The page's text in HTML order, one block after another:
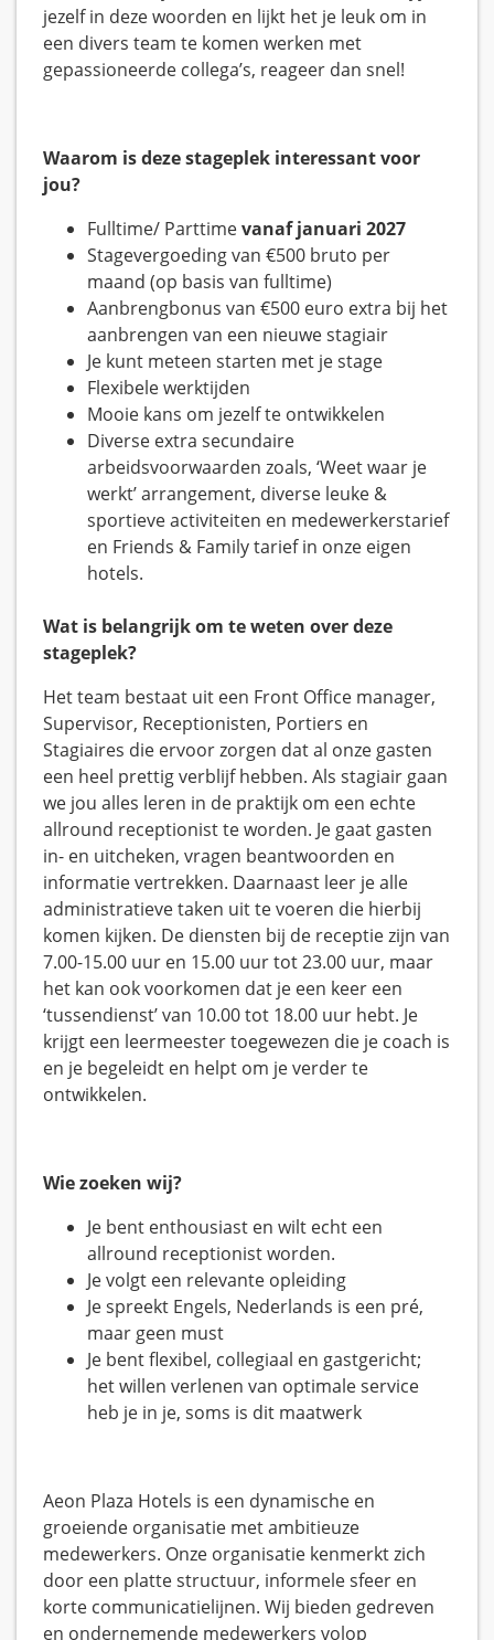
jezelf in deze woorden en lijkt het je leuk om in
een divers team te komen werken met
gepassioneerde collega’s, reageer dan snel!
Waarom is deze stageplek interessant voor
jou?
Fulltime/ Parttimevanaf januari 2027
Stagevergoeding van €500 bruto per
maand (op basis van fulltime)
Aanbrengbonus van €500 euro extra bij het
aanbrengen van een nieuwe stagiair
Je kunt meteen starten met je stage
Flexibele werktijden
Mooie kans om jezelf te ontwikkelen
Diverse extra secundaire
arbeidsvoorwaarden zoals, ‘Weet waar je
werkt’ arrangement, diverse leuke &
sportieve activiteiten en medewerkerstarief
en Friends & Family tarief in onze eigen
hotels.
Wat is belangrijk om te weten over deze
stageplek?
Het team bestaat uit een Front Office manager,
Supervisor, Receptionisten, Portiers en
Stagiaires die ervoor zorgen dat al onze gasten
een heel prettig verblijf hebben. Als stagiair gaan
we jou alles leren in de praktijk om een echte
allround receptionist te worden. Je gaat gasten
in- en uitcheken, vragen beantwoorden en
informatie vertrekken. Daarnaast leer je alle
administratieve taken uit te voeren die hierbij
komen kijken. De diensten bij de receptie zijn van
7.00-15.00 uur en 15.00 uur tot 23.00 uur, maar
het kan ook voorkomen dat je een keer een
‘tussendienst’ van 10.00 tot 18.00 uur hebt. Je
krijgt een leermeester toegewezen die je coach is
en je begeleidt en helpt om je verder te
ontwikkelen.
Wie zoeken wij?
Je bent enthousiast en wilt echt een
allround receptionist worden.
Je volgt een relevante opleiding
Je spreekt Engels, Nederlands is een pré,
maar geen must
Je bent flexibel, collegiaal en gastgericht;
het willen verlenen van optimale service
heb je in je, soms is dit maatwerk
Aeon Plaza Hotels is een dynamische en
groeiende organisatie met ambitieuze
medewerkers. Onze organisatie kenmerkt zich
door een platte structuur, informele sfeer en
korte communicatielijnen. Wij bieden gedreven
en ondernemende medewerkers volop